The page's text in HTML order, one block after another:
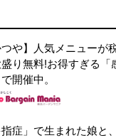
つや】人気メニューが
り無料!お得すぎる「
開催中。
指症」で生まれた娘と